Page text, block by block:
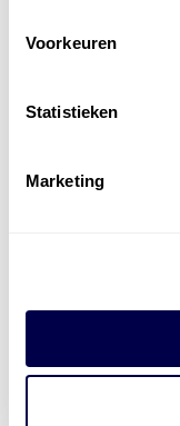
Voorkeuren
Statistieken
Marketing
Installatie